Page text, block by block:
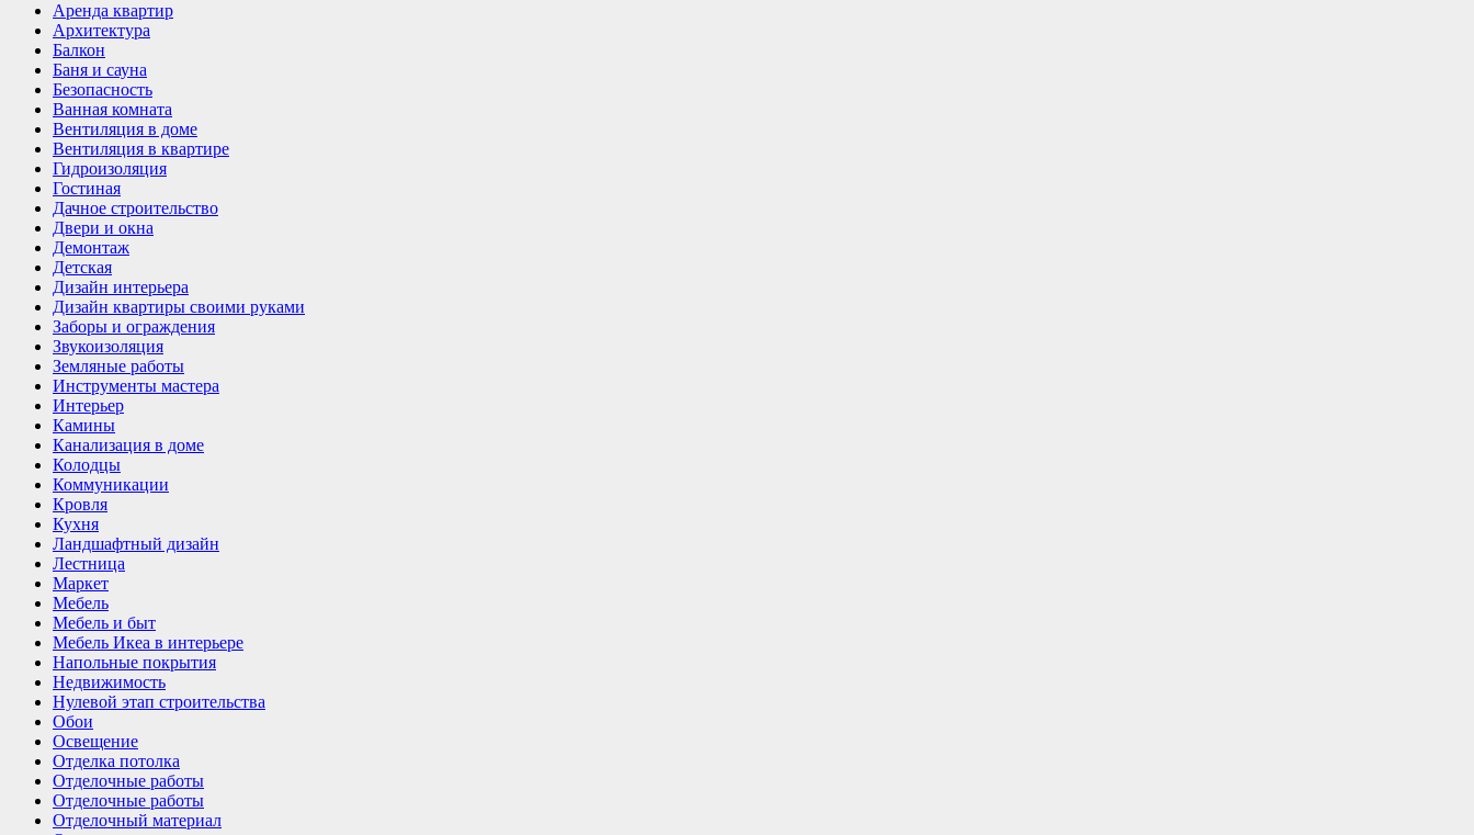
Аренда квартир
Архитектура
Балкон
Баня и сауна
Безопасность
Ванная комната
Вентиляция в доме
Вентиляция в квартире
Гидроизоляция
Гостиная
Дачное строительство
Двери и окна
Демонтаж
Детская
Дизайн интерьера
Дизайн квартиры своими руками
Заборы и ограждения
Звукоизоляция
Земляные работы
Инструменты мастера
Интерьер
Камины
Канализация в доме
Колодцы
Коммуникации
Кровля
Кухня
Ландшафтный дизайн
Лестница
Маркет
Мебель
Мебель и быт
Мебель Икеа в интерьере
Напольные покрытия
Недвижимость
Нулевой этап строительства
Обои
Освещение
Отделка потолка
Отделочные работы
Отделочные работы
Отделочный материал